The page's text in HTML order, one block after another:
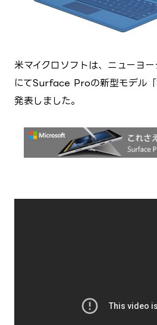
米マイクロソフトは、ニューヨ
にてSurface Proの新型モデル
発表しました。